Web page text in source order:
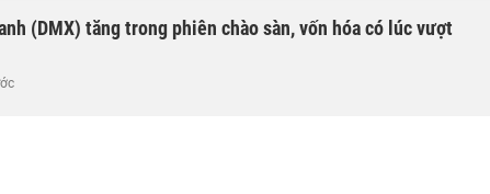
(DMX) tăng trong phiên chào sàn, vốn hóa có lúc vượt
ba đợt trái phiếu thu về hơn 3.600 tỷ, lãi suất trả lên tới